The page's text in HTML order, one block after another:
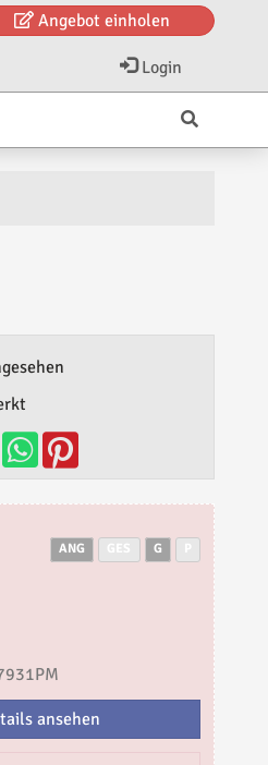
Angebot einholen
Login
ANG G
ansehen